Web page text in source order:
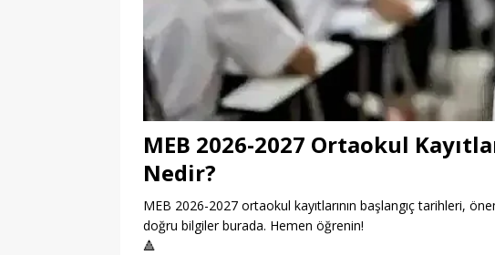
MEB 2026-2027 Ortaokul
Nedir?
MEB 2026-2027 ortaokul kayıtlarının başlangıç tarihleri,
doğru bilgiler burada. Hemen öğrenin!
🔺